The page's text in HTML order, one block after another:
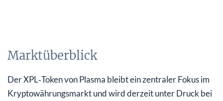
Marktüberblick
Der XPL‑Token von Plasma bleibt ein zentraler Fokus im
Kryptowährungsmarkt und wird derzeit unter Druck bei